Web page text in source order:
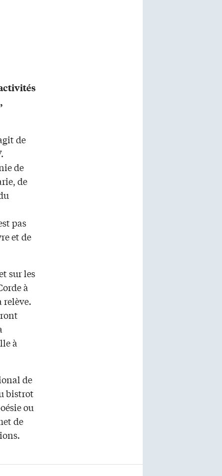
de
de
de
pas
et de
sur les
à
relève.
à
de
bistrot
ou
de